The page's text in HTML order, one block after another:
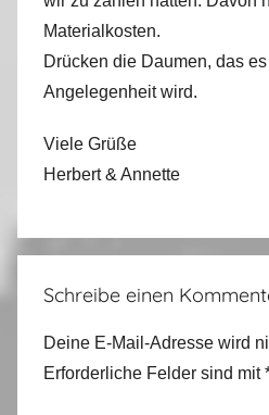
Materialkosten.
Drücken die Daumen, das
Angelegenheit wird.
Viele Grüße
Herbert & Annette
Schreibe einen
Deine E-Mail-Adresse wird
Erforderliche Felder sind mit